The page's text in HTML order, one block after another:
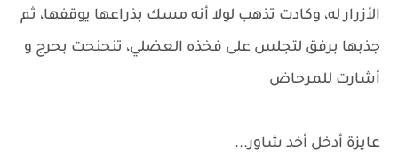
الأزرار له، وكادت تذهب لولا أنه مسك بذراعها يوقفها، ثم
جذبها برفق لتجلس على فخذه العضلي، تنحنحت بحرج و
أشارت للمرحاض
عايزة أدخل أخد شاور...